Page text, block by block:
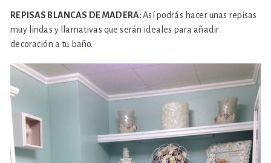
REPISAS BLANCAS DE MADERA:Así podrás hacer unas repisas
muy lindas y llamativas que serán ideales para añadir
decoración a tu baño.